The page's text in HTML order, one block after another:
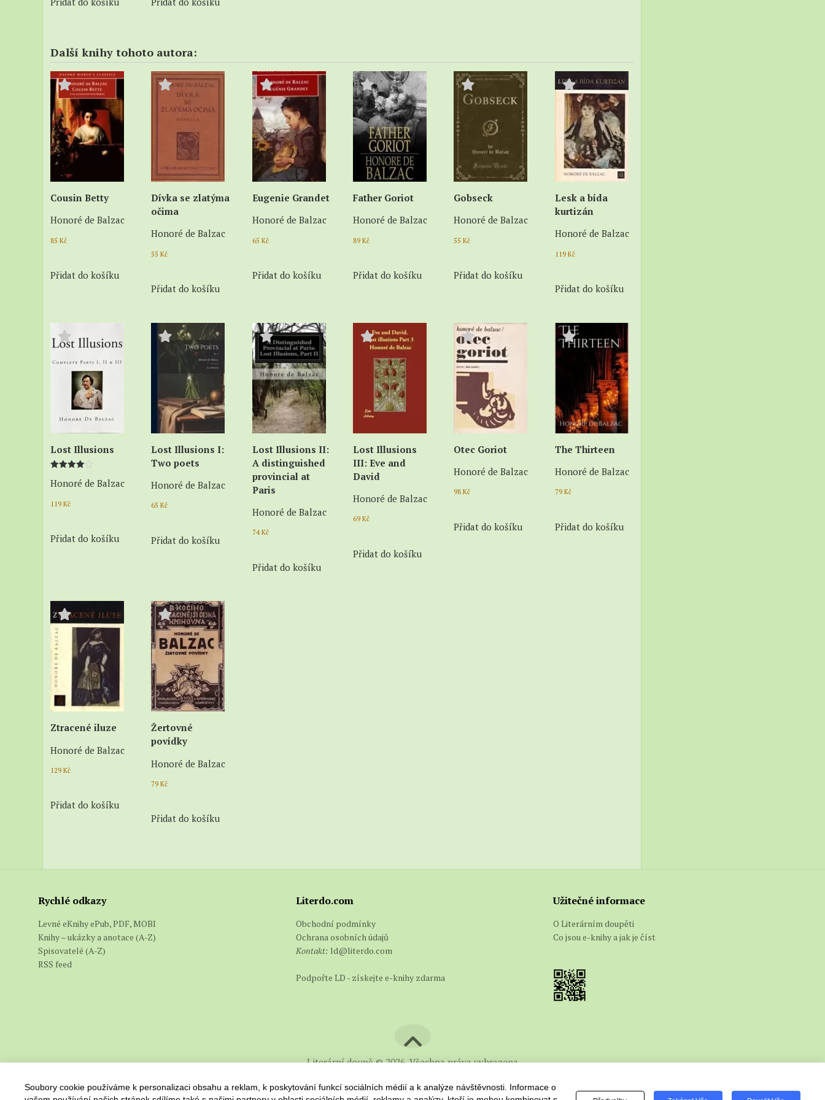
Další knihy tohoto autora:
Cousin Betty
Honoré de Balzac
85 Kč
Přidat do košíku
Dívka se zlatýma
očima
Honoré de Balzac
55Kč
Přidat do košíku
Eugenie Grandet
Honoré de Balzac
65 Kč
Přidat do košíku
Father Goriot
Honoré de Balzac
89Kč
Přidat do košíku
Gobseck
Honoré de Balzac
55Kč
Přidat do košíku
Lesk a bída
kurtizán
Honoré de Balzac
119 Kč
Přidat do košíku
Lost Illusions
4.00
Honoré de Balzac
119 Kč
Přidat do košíku
Lost Illusions I:
Two poets
Honoré de Balzac
65Kč
Přidat do košíku
Lost Illusions II:
A distinguished
provincial at
Paris
Honoré de Balzac
74Kč
Přidat do košíku
Lost Illusions
III: Eve and
David
Honoré de Balzac
69Kč
Přidat do košíku
Otec Goriot
Honoré de Balzac
98Kč
Přidat do košíku
The Thirteen
Honoré de Balzac
79 Kč
Přidat do košíku
Ztracené iluze
Honoré de Balzac
129 Kč
Přidat do košíku
Žertovné
povídky
Honoré de Balzac
79Kč
Přidat do košíku
Rychlé odkazy
Levné eKnihy ePub, PDF, MOBI
Knihy – ukázky a anotace (A-Z)
Spisovatelé (A-Z)
RSS feed
Literdo.com
Obchodní podmínky
Ochrana osobních údajů
Kontakt: ld@literdo.com
Podpořte LD - získejte e-knihy zdarma
Užitečné informace
O Literárním doupěti
Co jsou e-knihy a jak je číst
Literární doupě © 2026. Všechna práva vyhrazena
Soubory cookie používáme k personalizaci obsahu a reklam, k poskytování funkcí sociálních médií a k analýze návštěvnosti. Informace o